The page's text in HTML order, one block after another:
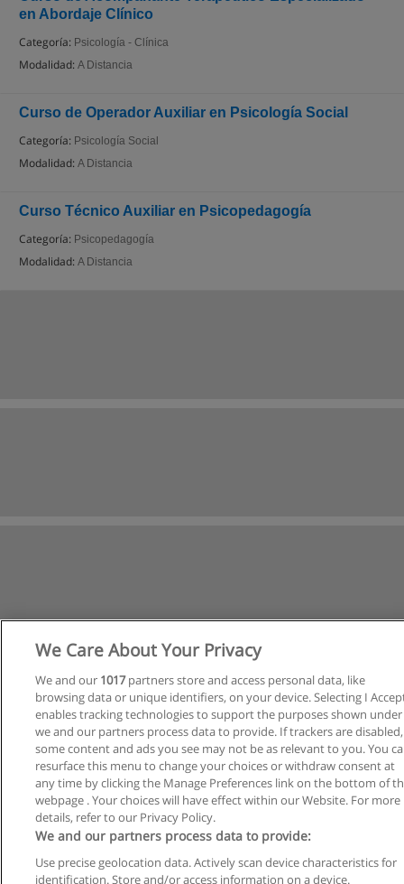
en Abordaje Clínico
Categoría: Psicología - Clínica
Modalidad: A Distancia
Curso de Operador Auxiliar en Psicología Social
Categoría: Psicología Social
Modalidad: A Distancia
Curso Técnico Auxiliar en Psicopedagogía
Categoría: Psicopedagogía
Modalidad: A Distancia
Reglas de uso
Privacidad de datos
Contactar con Educaedu
www.educaedu.com.ar
We Care About Your Privacy
We and our 1017partners store and access personal data, like
browsing data or unique identifiers, on your device. Selecting I
enables tracking technologies to support the purposes shown under
we and our partners process data to provide. If trackers are disabled,
some content and ads you see may not be as relevant to you. You
resurface this menu to change your choices or withdraw consent at
any time by clicking the Manage Preferences link on the bottom of
webpage . Your choices will have effect within our Website. For more
details, refer to our Privacy Policy.
We and our partners process data to provide:
Use precise geolocation data. Actively scan device characteristics for
identification. Store and/or access information on a device.